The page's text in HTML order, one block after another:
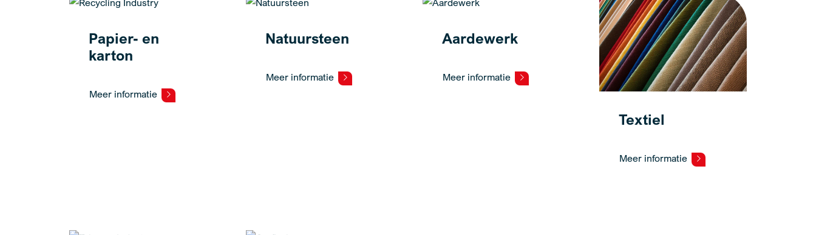
Papier- en
karton
Meer informatie
Natuursteen
Meer informatie
Aardewerk
Meer informatie
Textiel
Meer informatie